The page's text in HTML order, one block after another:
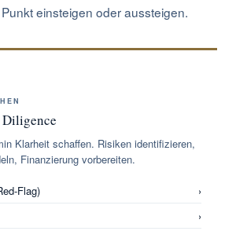
einsteigen oder aussteigen.
Klarheit schaffen. Risiken identifizieren,
Finanzierung vorbereiten.
Flag)
›
›